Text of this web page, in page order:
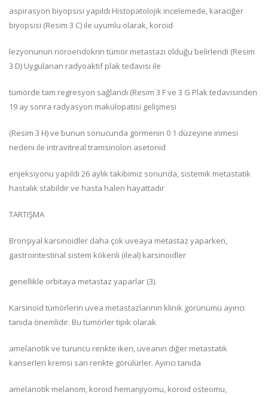
aspirasyon biyopsisi yapıldı Histopatolojik incelemede, karaciğer
biyopsisi (Resim 3 C) ile uyumlu olarak, koroid
lezyonunun nöroendokrin tümör metastazı olduğu belirlendi (Resim
3 D) Uygulanan radyoaktif plak tedavisi ile
tümörde tam regresyon sağlandı (Resim 3 F ve 3 G Plak tedavisinden
19 ay sonra radyasyon makülopatisi gelişmesi
(Resim 3 H) ve bunun sonucunda görmenin 0 1 düzeyine inmesi
nedeni ile intravitreal tramsinolon asetonid
enjeksiyonu yapıldı 26 aylık takibimiz sonunda, sistemik metastatik
hastalık stabildir ve hasta halen hayattadır
TARTIŞMA
Bronşiyal karsinoidler daha çok uveaya metastaz yaparken,
gastrointestinal sistem kökenli (ileal) karsinoidler
genellikle orbitaya metastaz yaparlar (3).
Karsinoid tümörlerin uvea metastazlarının klinik görünümü ayırıcı
tanıda önemlidir. Bu tümörler tipik olarak
amelanotik ve turuncu renkte iken, uveanın diğer metastatik
kanserleri kremsi sarı renkte görülürler. Ayırıcı tanıda
amelanotik melanom, koroid hemanjiyomu, koroid osteomu,